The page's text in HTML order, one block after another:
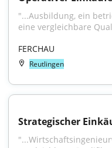
"...Ausbildung, ein
eine vergleichbare
FERCHAU
Reutlingen
Strategischer